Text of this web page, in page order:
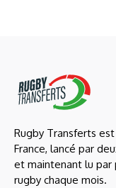
Rugby Transferts
France, lancé par
et maintenant lu par
rugby chaque mois.